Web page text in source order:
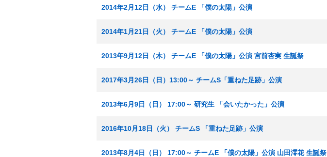
2014年2月12日（水） チームE 「僕の太陽」公演
2014年1月21日（火） チームE 「僕の太陽」公演
2013年9月12日（木） チームE 「僕の太陽」公演 宮前杏実 生誕祭
2017年3月26日（日）13:00～ チームS「重ねた足跡」公演
2013年6月9日（日） 17:00～ 研究生 「会いたかった」公演
2016年10月18日（火） チームS 「重ねた足跡」公演
2013年8月4日（日） 17:00～ チームE 「僕の太陽」公演 山田澪花 生誕祭